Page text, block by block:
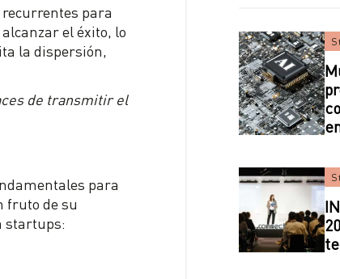
para
el éxito, lo
la dispersión,
de transmitir el
para
fruto de su
startups: